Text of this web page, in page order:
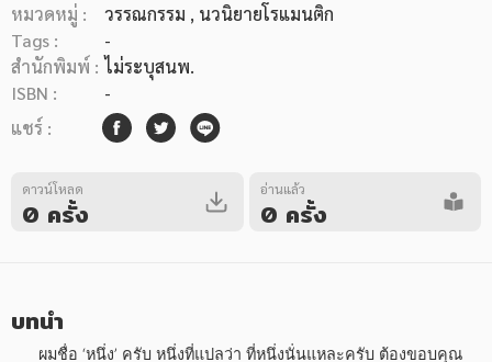
หมวดหมู่หนังสือ
หมวดหมู่ยอดนิยม
หนังสือออกใหม่ หนังสือยอดนิยม หนังสือเช่า
หมวดหมู่หนังสือ
หมวดหมู่ :
วรรณกรรม , นวนิยายโรแมนติก
Tags :
-
สำนักพิมพ์ : ไม่ระบุสนพ.
ISBN :
-
แชร์ :
ดาวน์โหลด
0 ครั้ง
อ่านแล้ว
0 ครั้ง
บทนำ
ผมชื่อ ‘หนึ่ง’ ครับ หนึ่งที่แปลว่า ที่หนึ่งนั่นแหละครับ ต้องขอบคุณ